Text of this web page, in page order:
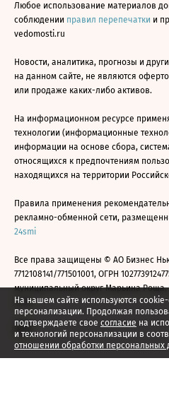
На нашем сайте используются
персонализации. Продолжая
подтверждаете свое согласие на
и технологий персонализации в
отношении обработки персональных
Любое использование материалов
соблюдении правил перепечатки и
vedomosti.ru
Новости, аналитика, прогнозы и
на данном сайте, не являются
или продаже каких-либо активов.
На информационном ресурсе
технологии (информационные
информации на основе сбора,
относящихся к предпочтениям
находящихся на территории
Правила применения
рекламно-обменной сети,
24smi
Все права защищены © АО Бизнес
7712108141/771501001, ОГРН
муниципальный округ Марьина Роща,
2026